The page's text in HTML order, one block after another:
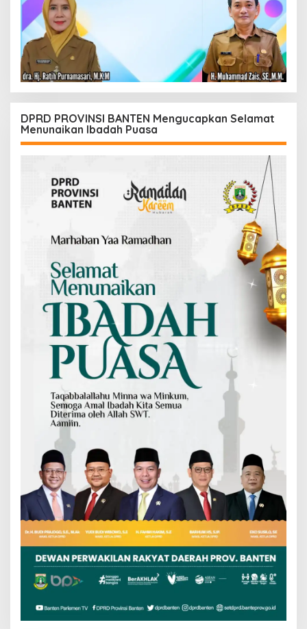
DPRD PROVINSI BANTEN Mengucapkan Selamat
Menunaikan Ibadah Puasa